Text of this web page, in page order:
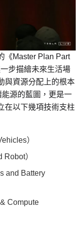
《Master Plan Part
步描繪未來生活場
與資源分配上的根本
源的藍圖，更是一
在以下幾項技術支柱
）
）
and Battery
Compute